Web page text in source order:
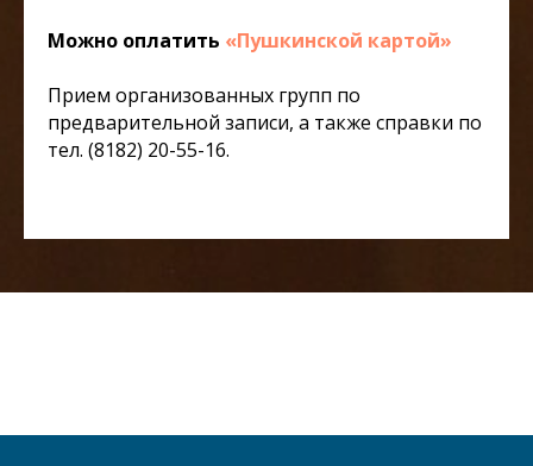
Можно оплатить «Пушкинской картой»
Прием организованных групп по
предварительной записи, а также справки по
тел. (8182) 20-55-16.